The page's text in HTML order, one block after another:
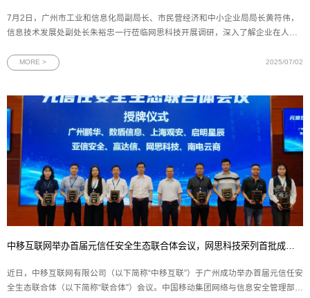
7月2日，广州市工业和信息化局副局长、市民营经济和中小企业局局长黄符伟，
信息技术发展处副处长朱裕忠一行莅临网思科技开展调研，深入了解企业在人工
陪同调研并作工作汇报。调研座谈会上，副总裁黄朝晖向广州市工信局领导全面
MORE > 2025/07/02
中移互联网举办首届元信任安全生态联合体会议，网思科技荣列首批成员单位
近日，中移互联网有限公司（以下简称“中移互联”）于广州成功举办首届元信任安
全生态联合体（以下简称“联合体”）会议。中国移动集团网络与信息安全管理部、